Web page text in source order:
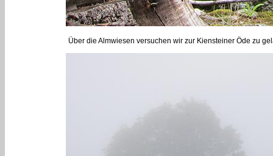
Über die Almwiesen versuchen wir zur Kiensteiner Öde zu